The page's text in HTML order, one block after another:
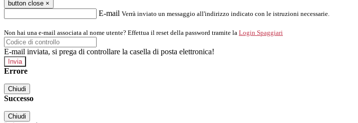
button close ×
E-mail Verrà inviato un messaggio all'indirizzo indicato con le istruzioni necessarie.
Non hai una e-mail associata al nome utente? Effettua il reset della password tramite la Login Spaggiari
E-mail inviata, si prega di controllare la casella di posta elettronica!
Errore
Chiudi
Successo
Chiudi